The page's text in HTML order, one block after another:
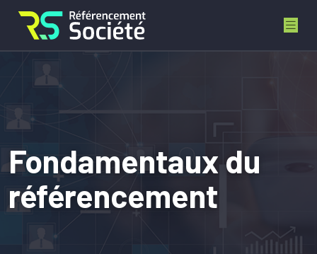
Fondamentaux du
référencement